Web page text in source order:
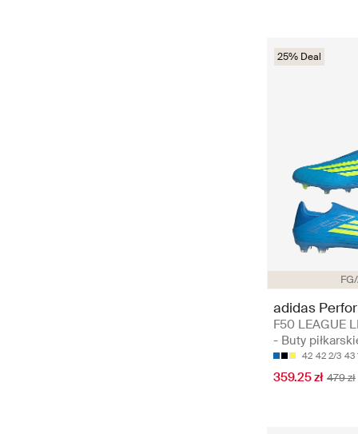
25% Deal
adidas
F50 LEAGUE
- Buty
42 42 2/3 43
359.25 zł 479 zł